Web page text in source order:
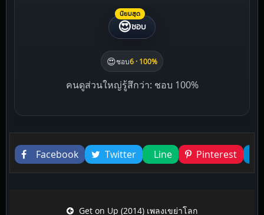
นิยมสุด
😍ชอบ
😍ชอบ6 · 100%
คนดูส่วนใหญ่รู้สึกว่า: ชอบ 100%
Liked this
Facebook
Twitter Line Pinterest
Post navigation Get on Up (2014) เพลงเขย่าโลก